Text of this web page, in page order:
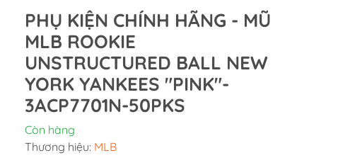
PHỤ KIỆN CHÍNH HÃNG - MŨ
MLB ROOKIE
UNSTRUCTURED BALL NEW
YORK YANKEES "PINK"-
3ACP7701N-50PKS
Còn hàng
Thương hiệu: MLB